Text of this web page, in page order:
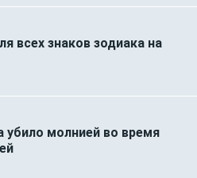
всех знаков зодиака на
молнией во время